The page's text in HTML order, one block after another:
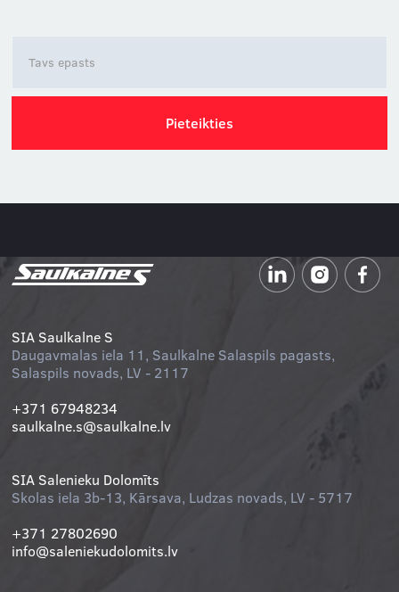
SIA Saulkalne S
Daugavmalas iela 11, Saulkalne Salaspils pagasts,
Salaspils novads, LV - 2117
+371 67948234
saulkalne.s@saulkalne.lv
SIA Salenieku Dolomīts
Skolas iela 3b-13, Kārsava, Ludzas novads, LV - 5717
+371 27802690
info@saleniekudolomits.lv